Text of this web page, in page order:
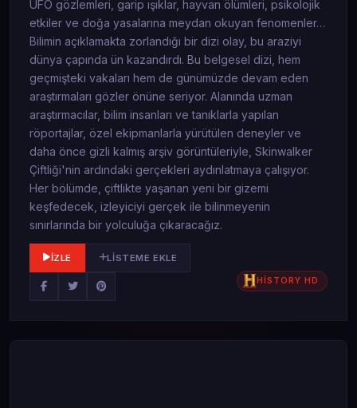
UFO gözlemleri, garip ışıklar, hayvan ölümleri, psikolojik
etkiler ve doğa yasalarına meydan okuyan fenomenler…
Bilimin açıklamakta zorlandığı bir dizi olay, bu araziyi
dünya çapında ün kazandırdı. Bu belgesel dizi, hem
geçmişteki vakaları hem de günümüzde devam eden
araştırmaları gözler önüne seriyor. Alanında uzman
araştırmacılar, bilim insanları ve tanıklarla yapılan
röportajlar, özel ekipmanlarla yürütülen deneyler ve
daha önce gizli kalmış arşiv görüntüleriyle, Skinwalker
Çiftliği'nin ardındaki gerçekleri aydınlatmaya çalışıyor.
Her bölümde, çiftlikte yaşanan yeni bir gizemi
keşfedecek, izleyiciyi gerçek ile bilinmeyenin
sınırlarında bir yolculuğa çıkaracağız.
İZLE LISTEME EKLE
HİSTORY HD